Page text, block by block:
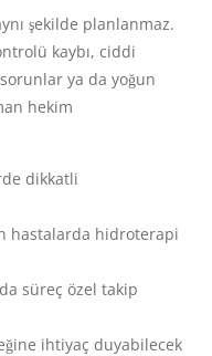
şekilde planlanmaz.
kaybı, ciddi
ya da yoğun
hekim
dikkatli
hastalarda hidroterapi
süreç özel takip
ihtiyaç duyabilecek